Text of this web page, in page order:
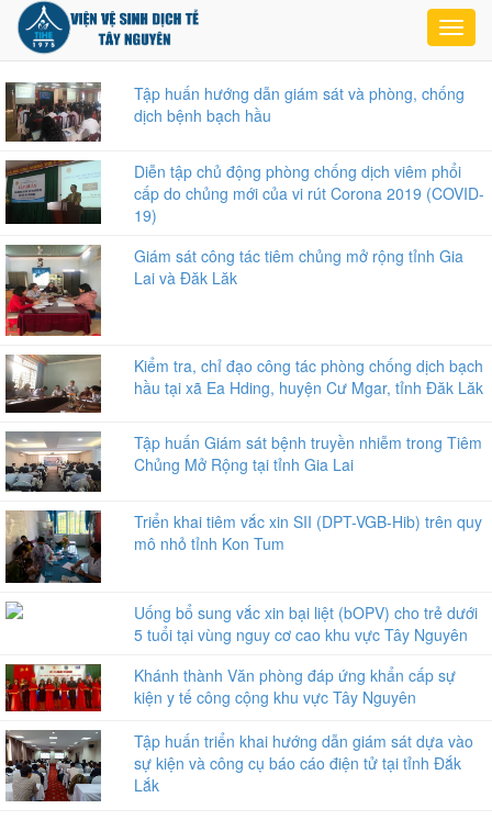
Tập huấn hướng dẫn giám sát và phòng, chống
dịch bệnh bạch hầu
Diễn tập chủ động phòng chống dịch viêm phổi
cấp do chủng mới của vi rút Corona 2019 (COVID-
19)
Giám sát công tác tiêm chủng mở rộng tỉnh Gia
Lai và Đăk Lăk
Kiểm tra, chỉ đạo công tác phòng chống dịch bạch
hầu tại xã Ea Hding, huyện Cư Mgar, tỉnh Đăk Lăk
Tập huấn Giám sát bệnh truyền nhiễm trong Tiêm
Chủng Mở Rộng tại tỉnh Gia Lai
Triển khai tiêm vắc xin SII (DPT-VGB-Hib) trên quy
mô nhỏ tỉnh Kon Tum
Uống bổ sung vắc xin bại liệt (bOPV) cho trẻ dưới
5 tuổi tại vùng nguy cơ cao khu vực Tây Nguyên
Khánh thành Văn phòng đáp ứng khẩn cấp sự
kiện y tế công cộng khu vực Tây Nguyên
Tập huấn triển khai hướng dẫn giám sát dựa vào
sự kiện và công cụ báo cáo điện tử tại tỉnh Đắk
Lắk